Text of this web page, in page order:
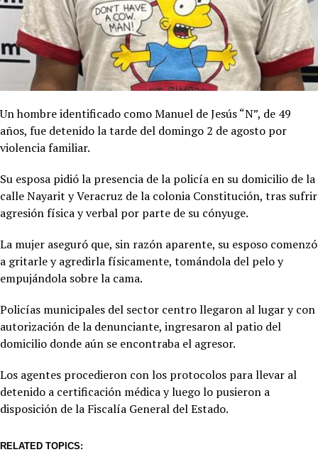
Un hombre identificado como Manuel de Jesús “N”, de 49
años, fue detenido la tarde del domingo 2 de agosto por
violencia familiar.
Su esposa pidió la presencia de la policía en su domicilio de la
calle Nayarit y Veracruz de la colonia Constitución, tras sufrir
agresión física y verbal por parte de su cónyuge.
La mujer aseguró que, sin razón aparente, su esposo comenzó
a gritarle y agredirla físicamente, tomándola del pelo y
empujándola sobre la cama.
Policías municipales del sector centro llegaron al lugar y con
autorización de la denunciante, ingresaron al patio del
domicilio donde aún se encontraba el agresor.
Los agentes procedieron con los protocolos para llevar al
detenido a certificación médica y luego lo pusieron a
disposición de la Fiscalía General del Estado.
RELATED TOPICS: